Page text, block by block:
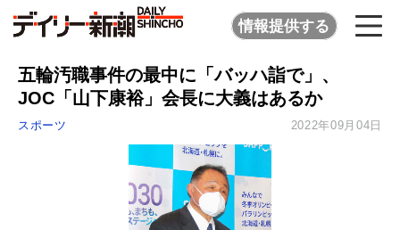
情報提供する
五輪汚職事件の最中に「バッハ詣で」、
JOC「山下康裕」会長に大義はあるか
スポーツ 2022年09月04日